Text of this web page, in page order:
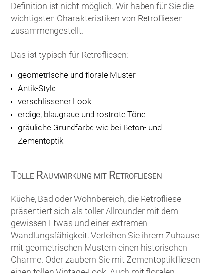
Definition ist nicht möglich. Wir haben für Sie die
wichtigsten Charakteristiken von Retrofliesen
zusammengestellt.
Das ist typisch für Retrofliesen:
geometrische und florale Muster
Antik-Style
verschlissener Look
erdige, blaugraue und rostrote Töne
gräuliche Grundfarbe wie bei Beton- und
Zementoptik
Tolle Raumwirkung mit Retrofliesen
Küche, Bad oder Wohnbereich, die Retrofliese
präsentiert sich als toller Allrounder mit dem
gewissen Etwas und einer extremen
Wandlungsfähigkeit. Verleihen Sie ihrem Zuhause
mit geometrischen Mustern einen historischen
Charme. Oder zaubern Sie mit Zementoptikfliesen